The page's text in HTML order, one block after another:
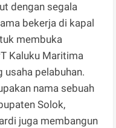
dengan segala
bekerja di kapal
membuka
Kaluku Maritima
usaha pelabuhan.
nama sebuah
Solok,
juga membangun